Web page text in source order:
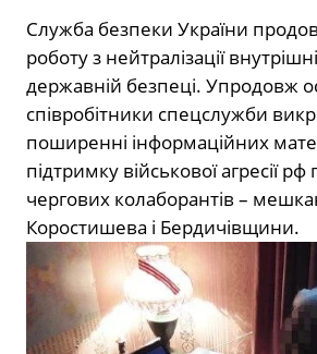
Служба безпеки України
роботу з нейтралізації
державній безпеці. Упродовж
співробітники спецслужби
поширенні інформаційних
підтримку військової агресії
чергових колаборантів –
Коростишева і Бердичівщини.